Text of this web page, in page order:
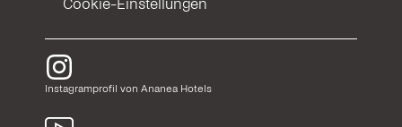
Cookie-Einstellungen
Instagramprofil von Ananea Hotels